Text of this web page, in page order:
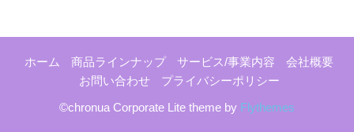
ホーム 商品ラインナップ サービス/事業内容
会社概要
お問い合わせ
プライバシーポリシー
©chronua Corporate Lite theme by Flythemes